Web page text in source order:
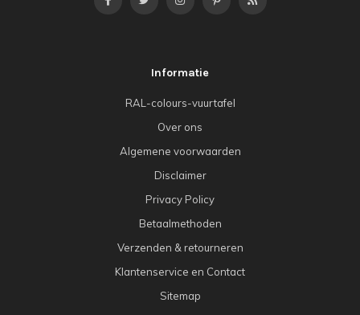
Informatie
RAL-colours-vuurtafel
Over ons
Algemene voorwaarden
Disclaimer
Privacy Policy
Betaalmethoden
Verzenden & retourneren
Klantenservice en Contact
Sitemap